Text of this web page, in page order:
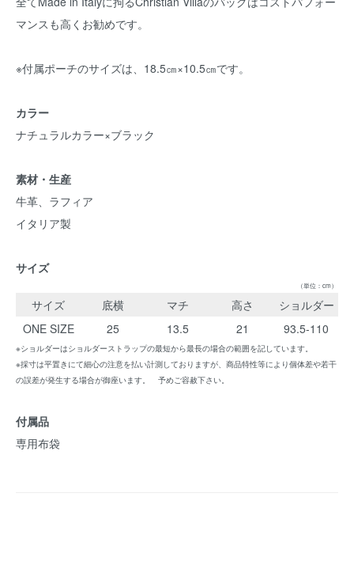
マンスも高くお勧めです。
※付属ポーチのサイズは、18.5㎝×10.5㎝です。
カラー
ナチュラルカラー×ブラック
素材・生産
牛革、ラフィア
イタリア製
サイズ
（単位：cm）
サイズ 底横 マチ 高さ
ショルダー
ONE SIZE
25 13.5 21 93.5-110
※ショルダーはショルダーストラップの最短から最長の場合の範囲を記しています。
※採寸は平置きにて細心の注意を払い計測しておりますが、商品特性等により個体差や若干
の誤差が発生する場合が御座います。 予めご容赦下さい。
付属品
専用布袋